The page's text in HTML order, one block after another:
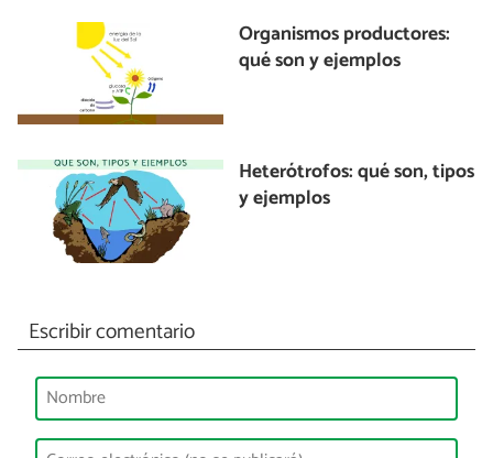
Organismos productores:
qué son y ejemplos
Heterótrofos: qué son, tipos
y ejemplos
Escribir comentario